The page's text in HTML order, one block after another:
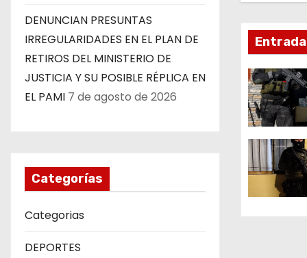
DENUNCIAN PRESUNTAS
IRREGULARIDADES EN EL PLAN DE
RETIROS DEL MINISTERIO DE
JUSTICIA Y SU POSIBLE RÉPLICA EN
EL PAMI 7 de agosto de 2026
Categorías
Categorias
DEPORTES
c
i
ó
n
d
e
e